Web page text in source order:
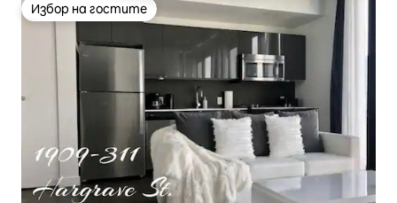
Избор на гостите
Избор на гостите